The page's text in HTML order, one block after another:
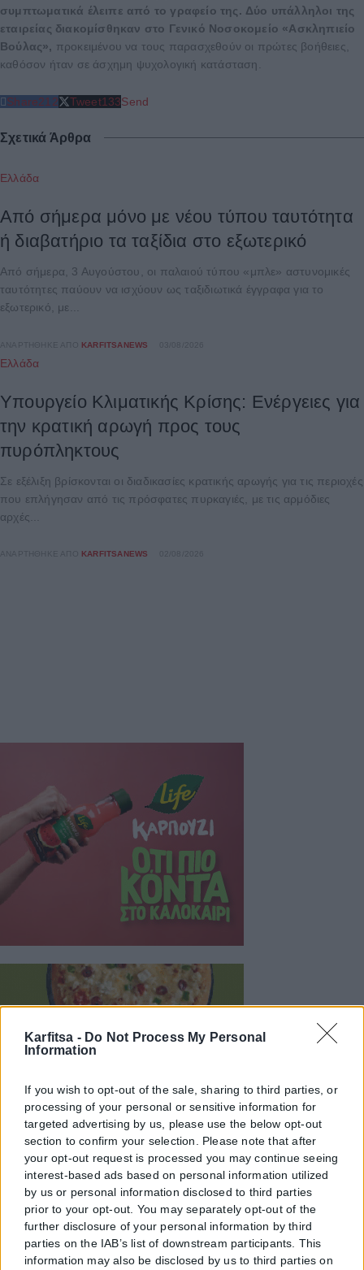
Karfitsa - Do Not Process My Personal
Information
If you wish to opt-out of the sale, sharing to third parties, or
processing of your personal or sensitive information for
targeted advertising by us, please use the below opt-out
section to confirm your selection. Please note that after
your opt-out request is processed you may continue seeing
interest-based ads based on personal information utilized
by us or personal information disclosed to third parties
prior to your opt-out. You may separately opt-out of the
further disclosure of your personal information by third
parties on the IAB’s list of downstream participants. This
information may also be disclosed by us to third parties on
συμπτωματικά έλειπε από το γραφείο της. Δύο υπάλληλοι της
εταιρείας διακομίσθηκαν στο Γενικό Νοσοκομείο «Ασκληπιείο
Βούλας», προκειμένου να τους παρασχεθούν οι πρώτες βοήθειες,
καθόσον ήταν σε άσχημη ψυχολογική κατάσταση.
Share212 Tweet133Send
Σχετικά Άρθρα
Ελλάδα
Από σήμερα μόνο με νέου τύπου ταυτότητα
ή διαβατήριο τα ταξίδια στο εξωτερικό
Από σήμερα, 3 Αυγούστου, οι παλαιού τύπου «μπλε» αστυνομικές
ταυτότητες παύουν να ισχύουν ως ταξιδιωτικά έγγραφα για το
εξωτερικό, με...
ΑΝΑΡΤΉΘΗΚΕ ΑΠΌ KARFITSANEWS
Ελλάδα
Υπουργείο Κλιματικής Κρίσης: Ενέργειες για
την κρατική αρωγή προς τους
πυρόπληκτους
Σε εξέλιξη βρίσκονται οι διαδικασίες κρατικής αρωγής για τις περιοχές
που επλήγησαν από τις πρόσφατες πυρκαγιές, με τις αρμόδιες
αρχές...
ΑΝΑΡΤΉΘΗΚΕ ΑΠΌ KARFITSANEWS